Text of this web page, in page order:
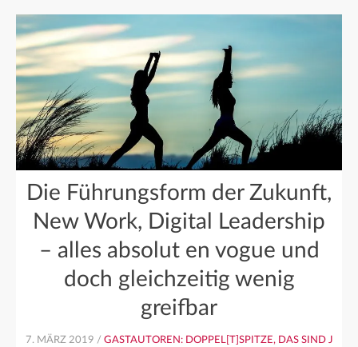
Die Führungsform der Zukunft,
New Work, Digital Leadership
– alles absolut en vogue und
doch gleichzeitig wenig
greifbar
7. MÄRZ 2019 / GASTAUTOREN: DOPPEL[T]SPITZE, DAS SIND J